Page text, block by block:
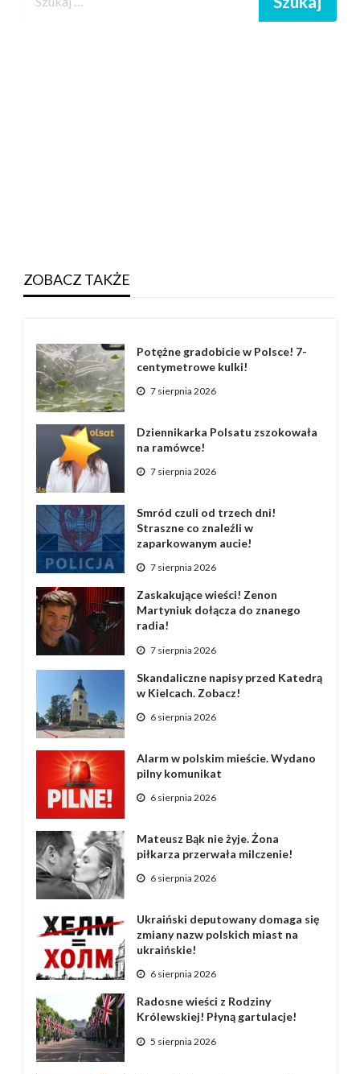
ZOBACZ TAKŻE
Potężne gradobicie w Polsce! 7-
centymetrowe kulki!
7 sierpnia 2026
Dziennikarka Polsatu zszokowała
na ramówce!
7 sierpnia 2026
Smród czuli od trzech dni!
Straszne co znaleźli w
zaparkowanym aucie!
7 sierpnia 2026
Zaskakujące wieści! Zenon
Martyniuk dołącza do znanego
radia!
7 sierpnia 2026
Skandaliczne napisy przed Katedrą
w Kielcach. Zobacz!
6 sierpnia 2026
Alarm w polskim mieście. Wydano
pilny komunikat
6 sierpnia 2026
Mateusz Bąk nie żyje. Żona
piłkarza przerwała milczenie!
6 sierpnia 2026
Ukraiński deputowany domaga się
zmiany nazw polskich miast na
ukraińskie!
6 sierpnia 2026
Radosne wieści z Rodziny
Królewskiej! Płyną gartulacje!
5 sierpnia 2026